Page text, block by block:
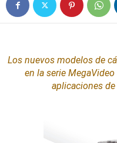
Los nuevos modelos de
en la serie
aplicaciones